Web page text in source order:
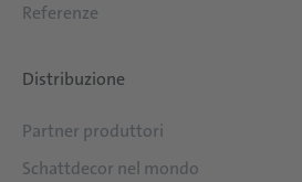
Referenze
Distribuzione
Partner produttori
Schattdecor nel mondo